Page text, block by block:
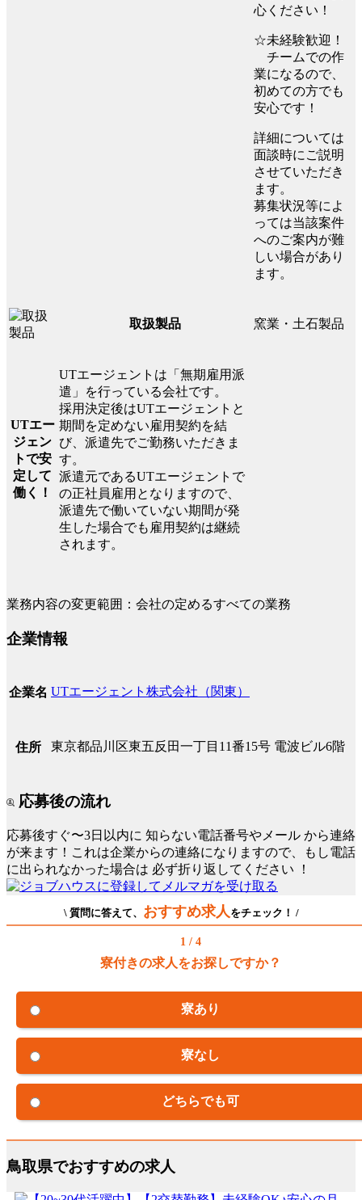
心ください！
☆未経験歓迎！
チームでの作
業になるので、
初めての方でも
安心です！
詳細については
面談時にご説明
させていただき
ます。
募集状況等によ
っては当該案件
へのご案内が難
しい場合があり
ます。
取扱製品 窯業・土石製品
UTエー
ジェン
トで安
定して
働く！
UTエージェントは「無期雇用派
遣」を行っている会社です。
採用決定後はUTエージェントと
期間を定めない雇用契約を結
び、派遣先でご勤務いただきま
す。
派遣元であるUTエージェントで
の正社員雇用となりますので、
派遣先で働いていない期間が発
生した場合でも雇用契約は継続
されます。
業務内容の変更範囲：会社の定めるすべての業務
企業情報
企業名 UTエージェント株式会社（関東）
住所 東京都品川区東五反田一丁目11番15号 電波ビル6階
応募後の流れ
応募後すぐ〜3日以内に 知らない電話番号やメール から連絡
が来ます！これは企業からの連絡になりますので、もし電話
に出られなかった場合は 必ず折り返してください ！
\ 質問に答えて、 おすすめ求人 をチェック！ /
1 / 4
寮付きの求人をお探しですか？
寮あり
寮なし
どちらでも可
鳥取県でおすすめの求人